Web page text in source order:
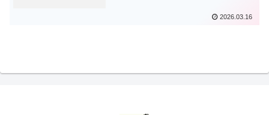
2026.03.16